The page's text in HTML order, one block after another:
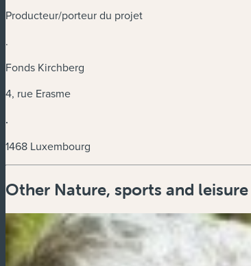
Producteur/porteur du projet
.
Fonds Kirchberg
4, rue Erasme
.
1468 Luxembourg
Other Nature, sports and leisure